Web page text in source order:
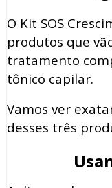
O Kit SOS
produtos que
tratamento
tônico capilar.
Vamos ver
desses três